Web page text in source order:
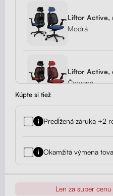
Liftor Active,
Modrá
Liftor Active,
Červená
Liftor Active,
Čierna
Oranžová
Kúpte si tiež
Predĺžená záruka +2
Okamžitá výmena
Len za super